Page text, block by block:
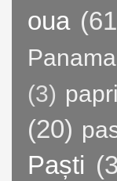
oua
Panama
(3)
(20)
Paști